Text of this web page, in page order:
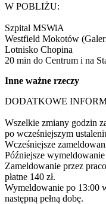
W POBLIŻU:
Szpital MSWiA
Westfield Mokotów
Lotnisko Chopina
20 min do Centrum i na
Inne ważne rzeczy
DODATKOWE
Wszelkie zmiany godzin
po wcześniejszym
Wcześniejsze
Późniejsze wymeldowanie
Zameldowanie przez
płatne 140 zł.
Wymeldowanie po 13:00
następną pełną dobę.